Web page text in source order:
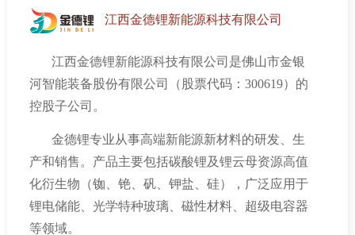
金银河是国家火炬计划重点高新技术企业、国
家专精特新“小巨人”企业、国家知识产权优势企
业、国家绿色供应链管理企业、广东省战略性新兴
产业骨干企业、广东省智能制造生态合作伙伴、佛
山市标杆高新技术企业、佛山市细分行业龙头企
业，荣获全国工人先锋号、广东省五一劳动奖状
等，并建有广东省省级工程中心、广东省省级企业
技术中心以及佛山企业博士后科研工作站分站。
江西金德锂新能源科技有限公司
江西金德锂新能源科技有限公司是佛山市金银
河智能装备股份有限公司（股票代码： 300619）的
控股子公司。
金德锂专业从事高端新能源新材料的研发、生
产和销售。产品主要包括碳酸锂及锂云母资源高值
化衍生物（铷、铯、矾、钾盐、硅），广泛应用于
锂电储能、光学特种玻璃、磁性材料、超级电容器
等领域。